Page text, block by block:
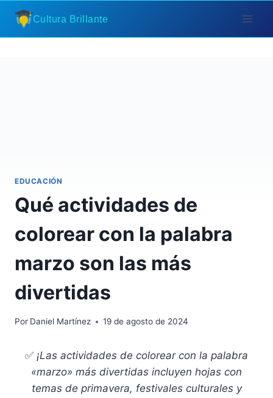
Saltar
contenido
Cultura Brillante
EDUCACIÓN
Qué actividades de
colorear con la palabra
marzo son las más
divertidas
Por Daniel Martínez 19 de agosto de 2024
✅ ¡Las actividades de colorear con la palabra
«marzo» más divertidas incluyen hojas con
temas de primavera, festivales culturales y